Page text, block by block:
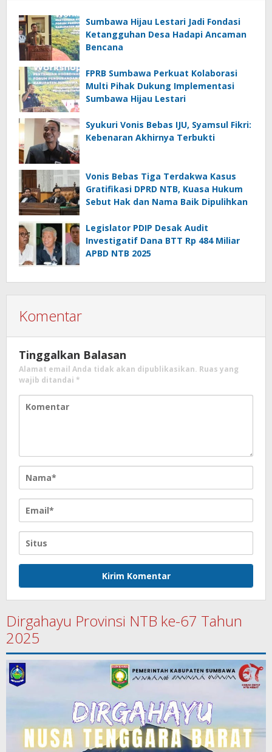
Sumbawa Hijau Lestari Jadi Fondasi
Ketangguhan Desa Hadapi Ancaman
Bencana
FPRB Sumbawa Perkuat Kolaborasi
Multi Pihak Dukung Implementasi
Sumbawa Hijau Lestari
Syukuri Vonis Bebas IJU, Syamsul Fikri:
Kebenaran Akhirnya Terbukti
Vonis Bebas Tiga Terdakwa Kasus
Gratifikasi DPRD NTB, Kuasa Hukum
Sebut Hak dan Nama Baik Dipulihkan
Legislator PDIP Desak Audit
Investigatif Dana BTT Rp 484 Miliar
APBD NTB 2025
Komentar
Tinggalkan Balasan
Alamat email Anda tidak akan dipublikasikan. Ruas yang
wajib ditandai *
Dirgahayu Provinsi NTB ke-67 Tahun
2025